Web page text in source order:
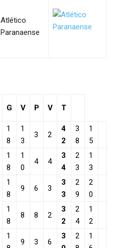
Atlético
Paranaense
G V P V T
1
8
1
3
3 2
4
2
3
8
1
5
1
8
1
0
4 4
3
4
2
3
1
3
1
8
9 6 3
3
3
2
9
2
0
1
8
8 8 2
3
2
2
4
1
2
1
9 3 6
3
2
1